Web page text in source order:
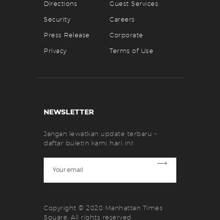
Directions
Guest Services
Security
Careers
Press Release
Corporate
Privacy
Terms of Use
NEWSLETTER
Jangan lewatkan update terbaru -
daftar buletin kami hari ini!
Copyright © 2020 Manhattan Times
Square. All rights reserved.